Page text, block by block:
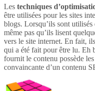
Les techniques
être utilisées pour les sites
blogs. Lorsqu’ils sont utilisés
même pas qu’ils lisent
vers le site internet. En fait,
qui a été fait pour être lu. Eh
fournit le contenu possède
convaincante d’un contenu